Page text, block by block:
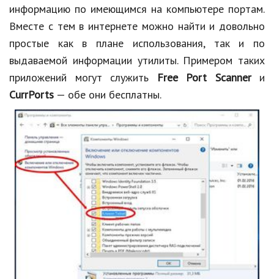
информацию по имеющимся на компьютере портам.
Вместе с тем в интернете можно найти и довольно
простые как в плане использования, так и по
выдаваемой информации утилиты. Примером таких
приложений могут служить
Free Port Scannerи
CurrPorts — обе они бесплатны.